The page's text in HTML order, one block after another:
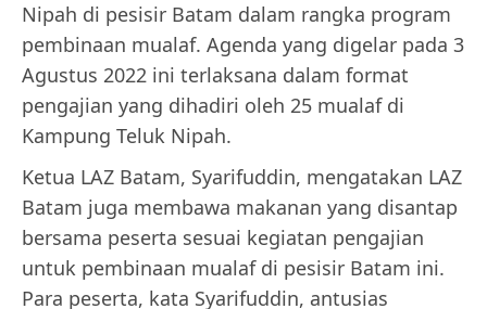
Nipah di pesisir Batam dalam rangka program
pembinaan mualaf. Agenda yang digelar pada 3
Agustus 2022 ini terlaksana dalam format
pengajian yang dihadiri oleh 25 mualaf di
Kampung Teluk Nipah.
Ketua LAZ Batam, Syarifuddin, mengatakan LAZ
Batam juga membawa makanan yang disantap
bersama peserta sesuai kegiatan pengajian
untuk pembinaan mualaf di pesisir Batam ini.
Para peserta, kata Syarifuddin, antusias